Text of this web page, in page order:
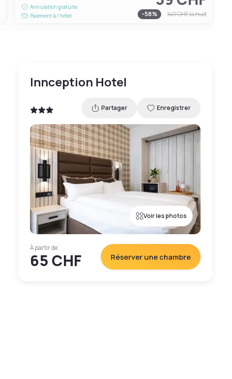
Annulation gratuite
Paiement à l'hôtel
-58% 140 CHFla nuit
Innception Hotel
Partager Enregistrer
Voir les photos
À partir de
65 CHF Réserver une chambre